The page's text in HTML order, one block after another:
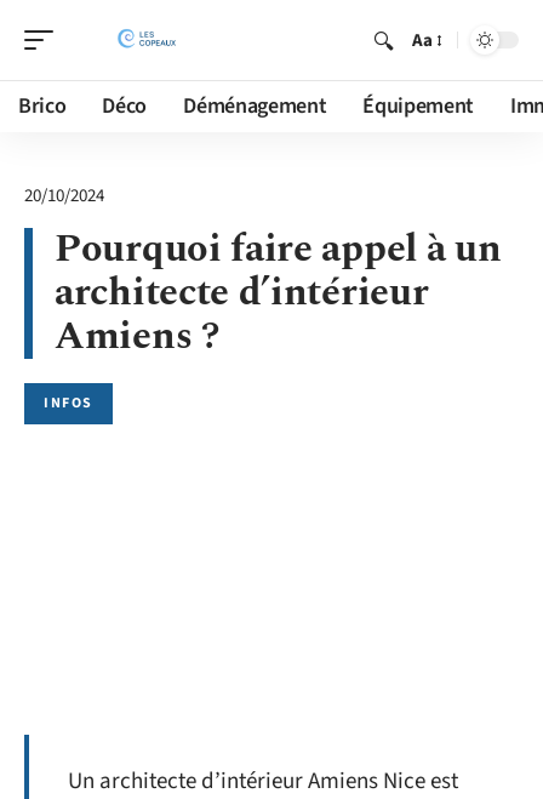
Aa
Brico Déco Déménagement Équipement
20/10/2024
Pourquoi faire appel à un
architecte d’intérieur
Amiens ?
INFOS
Un architecte d’intérieur Amiens Nice est